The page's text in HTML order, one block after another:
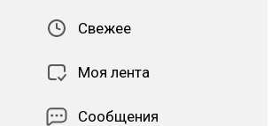
Свежее
Моя лента
Сообщения